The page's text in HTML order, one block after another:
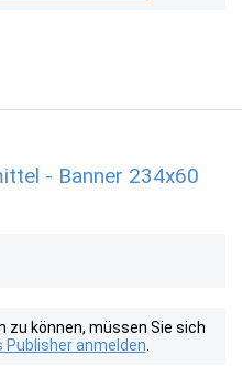
- Banner 234x60
können, müssen Sie sich
Publisher anmelden